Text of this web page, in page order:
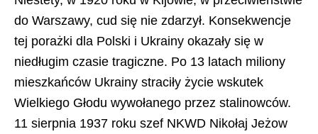
do Warszawy, cud się nie zdarzył. Konsekwencje
tej porażki dla Polski i Ukrainy okazały się w
niedługim czasie tragiczne. Po 13 latach miliony
mieszkańców Ukrainy straciły życie wskutek
Wielkiego Głodu wywołanego przez stalinowców.
11 sierpnia 1937 roku szef NKWD Nikołaj Jeżow